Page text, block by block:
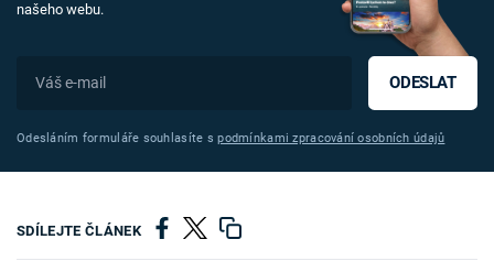
našeho webu.
ODESLAT
Odesláním formuláře souhlasíte spodmínkami zpracování osobních údajů
SDÍLEJTE ČLÁNEK